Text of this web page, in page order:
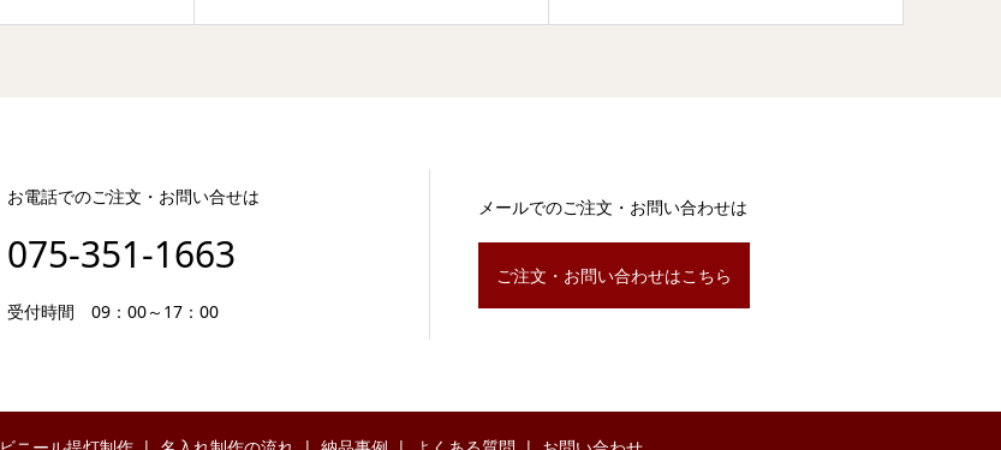
お電話でのご注文・お問い合せは
075-351-1663
受付時間 09：00～17：00
メールでのご注文・お問い合わせは
ご注文・お問い合わせはこちら